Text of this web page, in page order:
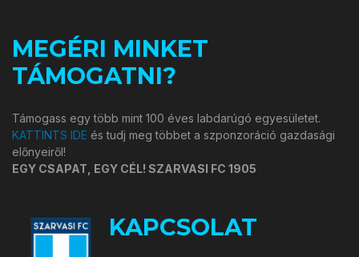
MEGÉRI MINKET
TÁMOGATNI?
Támogass egy több mint 100 éves labdarúgó egyesületet.
KATTINTS IDE és tudj meg többet a szponzoráció gazdasági
előnyeiről!
EGY CSAPAT, EGY CÉL! SZARVASI FC 1905
KAPCSOLAT